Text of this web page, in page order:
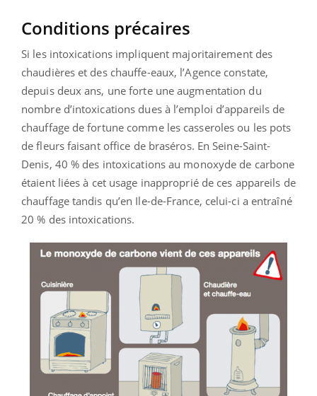
Conditions précaires
Si les intoxications impliquent majoritairement des
chaudières et des chauffe-eaux, l’Agence constate,
depuis deux ans, une forte une augmentation du
nombre d’intoxications dues à l’emploi d’appareils de
chauffage de fortune comme les casseroles ou les pots
de fleurs faisant office de braséros. En Seine-Saint-
Denis, 40 % des intoxications au monoxyde de carbone
étaient liées à cet usage inapproprié de ces appareils de
chauffage tandis qu’en Ile-de-France, celui-ci a entraîné
20 % des intoxications.